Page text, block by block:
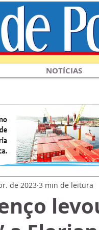
NOTÍCIAS
de 2023 3 min de leitura